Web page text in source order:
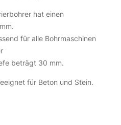
hat einen
für alle Bohrmaschinen
beträgt 30 mm.
für Beton und Stein.